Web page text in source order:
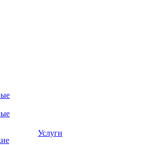
Услуги